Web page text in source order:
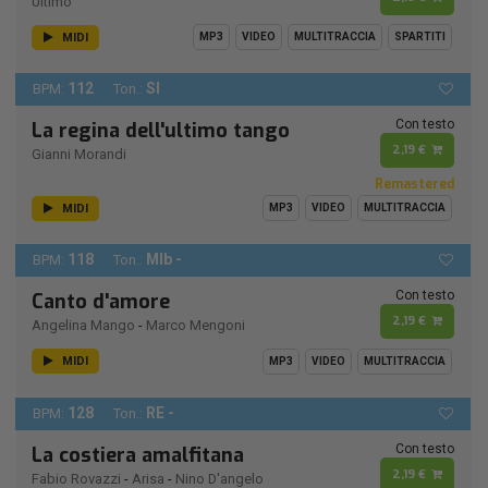
MIDI MP3 VIDEO MULTITRACCIA SPARTITI
BPM: 112 Ton.: SI
La regina dell'ultimo tango
Gianni Morandi
Con testo
2,19 €
Remastered
MIDI MP3 VIDEO MULTITRACCIA
BPM: 118 Ton.: MIb -
Canto d'amore
Angelina Mango - Marco Mengoni
Con testo
2,19 €
MIDI MP3 VIDEO MULTITRACCIA
BPM: 128 Ton.: RE -
La costiera amalfitana
Fabio Rovazzi - Arisa - Nino D'angelo
Con testo
2,19 €